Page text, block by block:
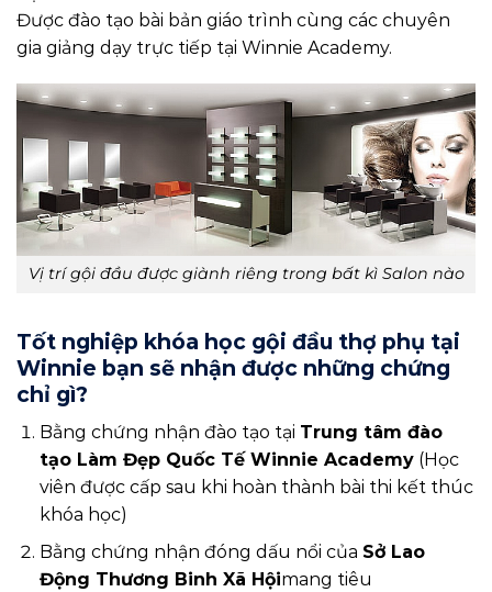
Được đào tạo bài bản giáo trình cùng các chuyên
gia giảng dạy trực tiếp tại Winnie Academy.
Vị trí gội đầu được giành riêng trong bất kì Salon nào
Tốt nghiệp khóa học gội đầu thợ phụ tại
Winnie bạn sẽ nhận được những chứng
chỉ gì?
Bằng chứng nhận đào tạo tại Trung tâm đào
tạo Làm Đẹp Quốc Tế Winnie Academy(Học
viên được cấp sau khi hoàn thành bài thi kết thúc
khóa học)
Bằng chứng nhận đóng dấu nổi của Sở Lao
Động Thương Binh Xã Hộimang tiêu